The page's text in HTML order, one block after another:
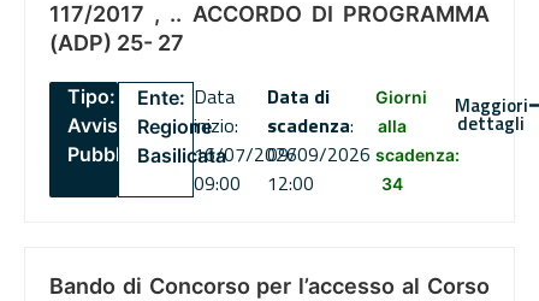
117/2017 , .. ACCORDO DI PROGRAMMA
(ADP) 25- 27
Tipo:
Avviso
Pubblico
Ente:
Regione
Basilicata
Data
inizio:
16/07/2026
09:00
Data di
scadenza:
09/09/2026
12:00
Giorni
alla
scadenza:
34
Maggiori
dettagli
Bando di Concorso per l’accesso al Corso